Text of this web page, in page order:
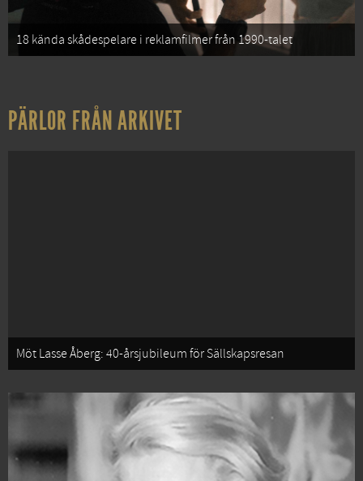
18 kända skådespelare i reklamfilmer från 1990-talet
PÄRLOR FRÅN ARKIVET
Möt Lasse Åberg: 40-årsjubileum för Sällskapsresan